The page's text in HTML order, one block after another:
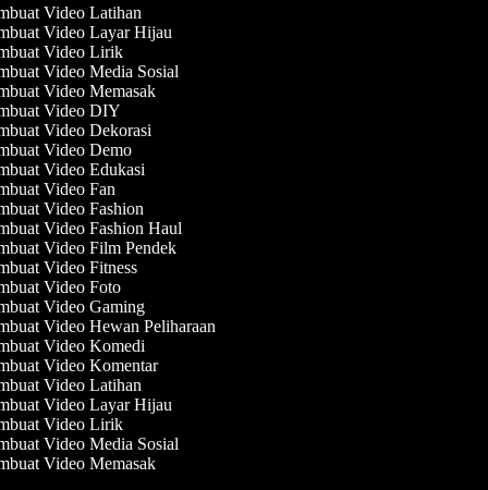
Video Latihan
Video Layar Hijau
Video Lirik
Video Media Sosial
Video Memasak
Video DIY
Video Dekorasi
Video Demo
Video Edukasi
Video Fan
Video Fashion
Video Fashion Haul
Video Film Pendek
Video Fitness
Video Foto
Video Gaming
Video Hewan Peliharaan
Video Komedi
Video Komentar
Video Latihan
Video Layar Hijau
Video Lirik
Video Media Sosial
Video Memasak